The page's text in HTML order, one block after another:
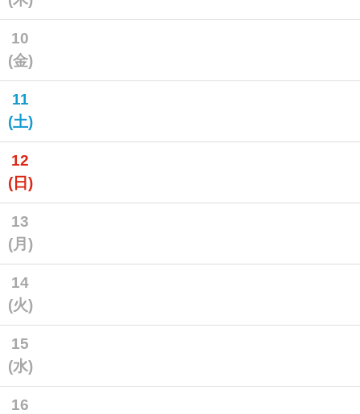
10
(金)
11
(土)
12
(日)
13
(月)
14
(火)
15
(水)
16